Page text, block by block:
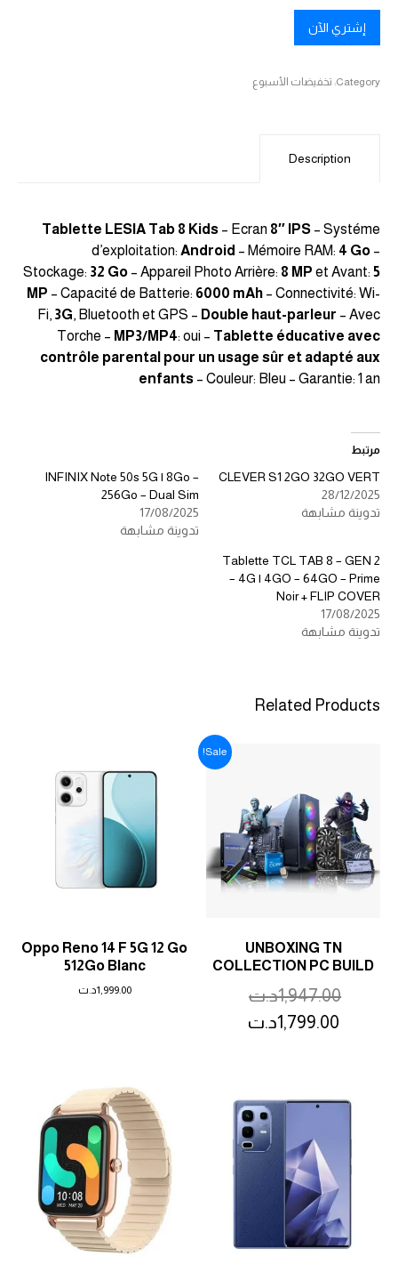
إشتري الآن
Category: تخفيضات الأسبوع
Description
Tablette LESIA Tab 8 Kids – Ecran 8″ IPS – Systéme
d’exploitation: Android – Mémoire RAM: 4 Go –
Stockage: 32 Go – Appareil Photo Arrière: 8 MP et Avant: 5
MP – Capacité de Batterie: 6000 mAh – Connectivité: Wi-
Fi, 3G, Bluetooth et GPS – Double haut-parleur – Avec
Torche – MP3/MP4: oui – Tablette éducative avec
contrôle parental pour un usage sûr et adapté aux
enfants – Couleur: Bleu – Garantie: 1 an
مرتبط
CLEVER S1 2GO 32GO VERT
28/12/2025
تدوينة مشابهة
INFINIX Note 50s 5G | 8Go –
256Go – Dual Sim
17/08/2025
تدوينة مشابهة
Tablette TCL TAB 8 – GEN 2
– 4G | 4GO – 64GO – Prime
Noir + FLIP COVER
17/08/2025
تدوينة مشابهة
Related Products
Sale!
UNBOXING TN
COLLECTION PC BUILD
1,947.00د.ت
1,799.00د.ت
Oppo Reno 14 F 5G 12 Go
512Go Blanc
1,999.00د.ت